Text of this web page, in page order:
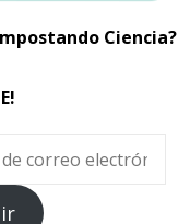
Ciencia?